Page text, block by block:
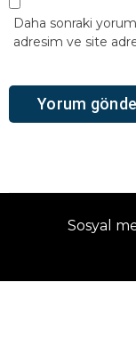
Daha sonraki
adresim ve site
Sosyal